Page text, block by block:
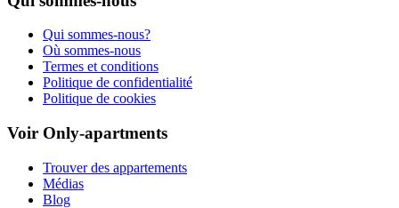
Qui sommes-nous?
Où sommes-nous
Termes et conditions
Politique de confidentialité
Politique de cookies
Voir Only-apartments
Trouver des appartements
Médias
Blog